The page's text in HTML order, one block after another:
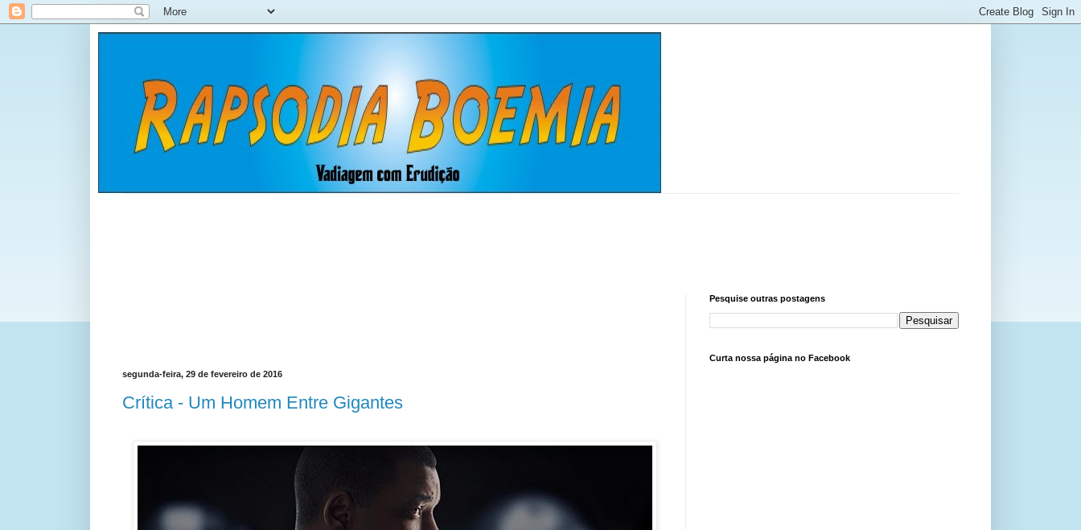
segunda-feira, 29 de fevereiro de 2016
Crítica - Um Homem Entre Gigantes
Pesquise outras postagens
Curta nossa página no Facebook